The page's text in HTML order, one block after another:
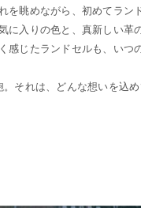
を眺めながら、初めてラン
に入りの色と、真新しい
感じたランドセルも、い
それは、どんな想いを込め